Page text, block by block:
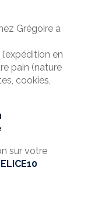
Grégoire à
en
pain (nature
cookies,
sur votre